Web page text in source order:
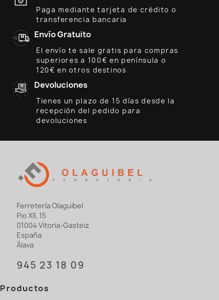
Paga mediante tarjeta de crédito o
transferencia bancaria
Envío Gratuito
El envío te sale gratis para compras
superiores a 100€ en península o
120€ en otros destinos
Devoluciones
Tienes un plazo de 15 días desde la
recepción del pedido para
devoluciones
Ferretería Olaguibel
Pio XII, 15
01004 Vitoria-Gasteiz
España
Álava
945 23 18 09
Productos